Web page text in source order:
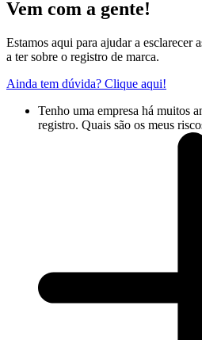
Vem com a gente!
Estamos aqui para ajudar a esclarecer
a ter sobre o registro de marca.
Ainda tem dúvida? Clique aqui!
Tenho uma empresa há muitos
registro. Quais são os meus